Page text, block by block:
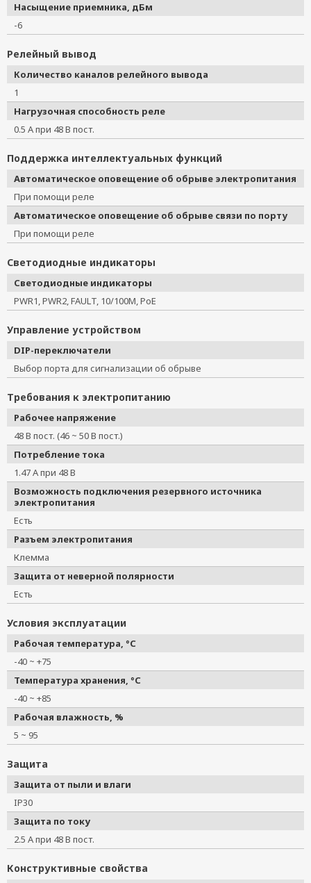
Насыщение приемника, дБм
-6
Релейный вывод
Количество каналов релейного вывода
1
Нагрузочная способность реле
0.5 А при 48 В пост.
Поддержка интеллектуальных функций
Автоматическое оповещение об обрыве электропитания
При помощи реле
Автоматическое оповещение об обрыве связи по порту
При помощи реле
Светодиодные индикаторы
Светодиодные индикаторы
PWR1, PWR2, FAULT, 10/100M, PoE
Управление устройством
DIP-переключатели
Выбор порта для сигнализации об обрыве
Требования к электропитанию
Рабочее напряжение
48 В пост. (46 ~ 50 В пост.)
Потребление тока
1.47 А при 48 В
Возможность подключения резервного источника
электропитания
Есть
Разъем электропитания
Клемма
Защита от неверной полярности
Есть
Условия эксплуатации
Рабочая температура, °C
-40 ~ +75
Температура хранения, °C
-40 ~ +85
Рабочая влажность, %
5 ~ 95
Защита
Защита от пыли и влаги
IP30
Защита по току
2.5 А при 48 В пост.
Конструктивные свойства